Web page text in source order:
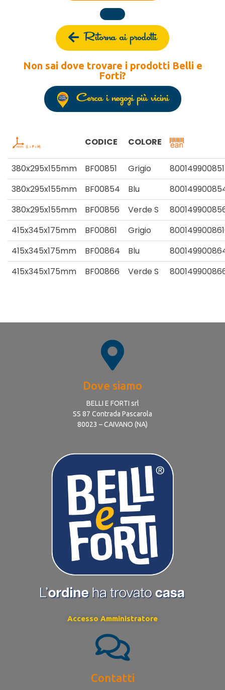
Ritorna ai prodotti
Non sai dove trovare i prodotti Belli e
Forti?
Cerca i negozi più vicini
CODICE COLORE
380x295x155mm BF00851 Grigio
380x295x155mm
BF00854 Blu
380x295x155mm
BF00856 Verde S
415x345x175mm
BF00861 Grigio
415x345x175mm
BF00864 Blu
415x345x175mm
BF00866 Verde S
Dove siamo
BELLI E FORTI srl
SS 87 Contrada Pascarola
80023 – CAIVANO (NA)
Accesso Amministratore
Contatti